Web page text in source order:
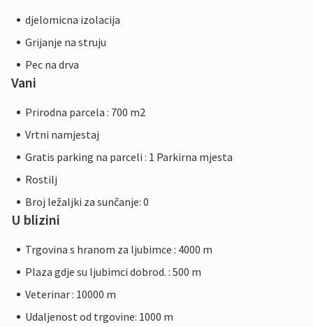
djelomicna izolacija
Grijanje na struju
Pec na drva
Vani
Prirodna parcela : 700 m2
Vrtni namjestaj
Gratis parking na parceli : 1 Parkirna mjesta
Rostilj
Broj ležaljki za sunčanje: 0
U blizini
Trgovina s hranom za ljubimce : 4000 m
Plaza gdje su ljubimci dobrod. : 500 m
Veterinar : 10000 m
Udaljenost od trgovine: 1000 m